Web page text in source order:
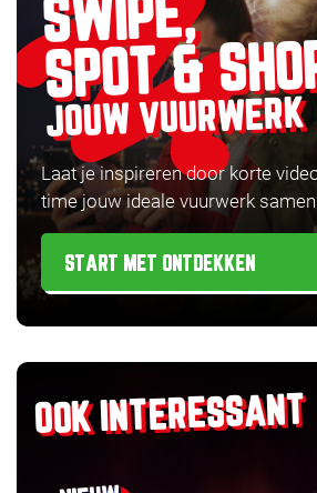
SWIPE,
SPOT &
JOUW VUURWERK
Laat je inspireren door korte
time jouw ideale vuurwerk
START MET ONTDEKKEN
OOK INTERESSANT